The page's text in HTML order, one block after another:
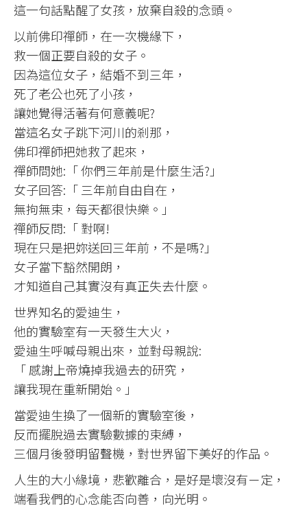
這一句話點醒了女孩，放棄自殺的念頭。
以前佛印禪師，在一次機緣下，
救一個正要自殺的女子。
因為這位女子，結婚不到三年，
死了老公也死了小孩，
讓她覺得活著有何意義呢?
當這名女子跳下河川的剎那，
佛印禪師把她救了起來，
禪師問她:「 你們三年前是什麼生活?」
女子回答:「 三年前自由自在，
無拘無束，每天都很快樂。」
禪師反問:「 對啊!
現在只是把妳送回三年前，不是嗎?」
女子當下豁然開朗，
才知道自己其實沒有真正失去什麼。
世界知名的愛迪生，
他的實驗室有一天發生大火，
愛迪生呼喊母親出來，並對母親說:
「 感謝上帝燒掉我過去的研究，
讓我現在重新開始。」
當愛迪生換了一個新的實驗室後，
反而擺脫過去實驗數據的束縛，
三個月後發明留聲機，對世界留下美好的作品。
人生的大小緣境，悲歡離合，是好是壞沒有ㄧ定，
端看我們的心念能否向善，向光明。